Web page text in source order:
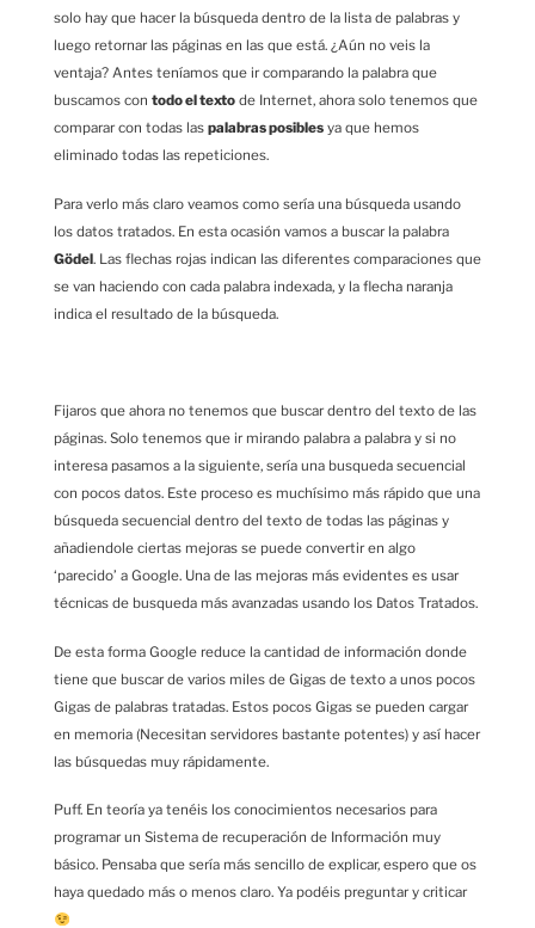
solo hay que hacer la búsqueda dentro de la lista de palabras y
luego retornar las páginas en las que está. ¿Aún no veis la
ventaja? Antes teníamos que ir comparando la palabra que
buscamos con todo el texto de Internet, ahora solo tenemos que
comparar con todas las palabras posibles ya que hemos
eliminado todas las repeticiones.
Para verlo más claro veamos como sería una búsqueda usando
los datos tratados. En esta ocasión vamos a buscar la palabra
Gödel. Las flechas rojas indican las diferentes comparaciones que
se van haciendo con cada palabra indexada, y la flecha naranja
indica el resultado de la búsqueda.
Fijaros que ahora no tenemos que buscar dentro del texto de las
páginas. Solo tenemos que ir mirando palabra a palabra y si no
interesa pasamos a la siguiente, sería una busqueda secuencial
con pocos datos. Este proceso es muchísimo más rápido que una
búsqueda secuencial dentro del texto de todas las páginas y
añadiendole ciertas mejoras se puede convertir en algo
‘parecido’ a Google. Una de las mejoras más evidentes es usar
técnicas de busqueda más avanzadas usando los Datos Tratados.
De esta forma Google reduce la cantidad de información donde
tiene que buscar de varios miles de Gigas de texto a unos pocos
Gigas de palabras tratadas. Estos pocos Gigas se pueden cargar
en memoria (Necesitan servidores bastante potentes) y así hacer
las búsquedas muy rápidamente.
Puff. En teoría ya tenéis los conocimientos necesarios para
programar un Sistema de recuperación de Información muy
básico. Pensaba que sería más sencillo de explicar, espero que os
haya quedado más o menos claro. Ya podéis preguntar y criticar